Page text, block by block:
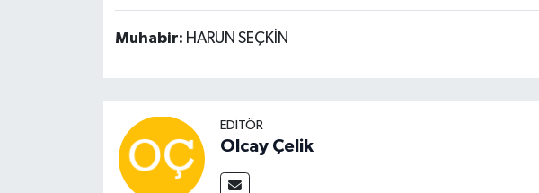
Muhabir: HARUN SEÇKİN
EDITÖR
Olcay Çelik